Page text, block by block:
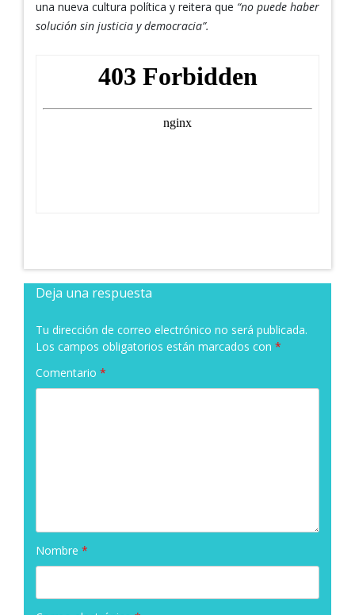
una nueva cultura política y reitera que “no puede haber
solución sin justicia y democracia”.
Deja una respuesta
Tu dirección de correo electrónico no será publicada.
Los campos obligatorios están marcados con *
Comentario *
Nombre *